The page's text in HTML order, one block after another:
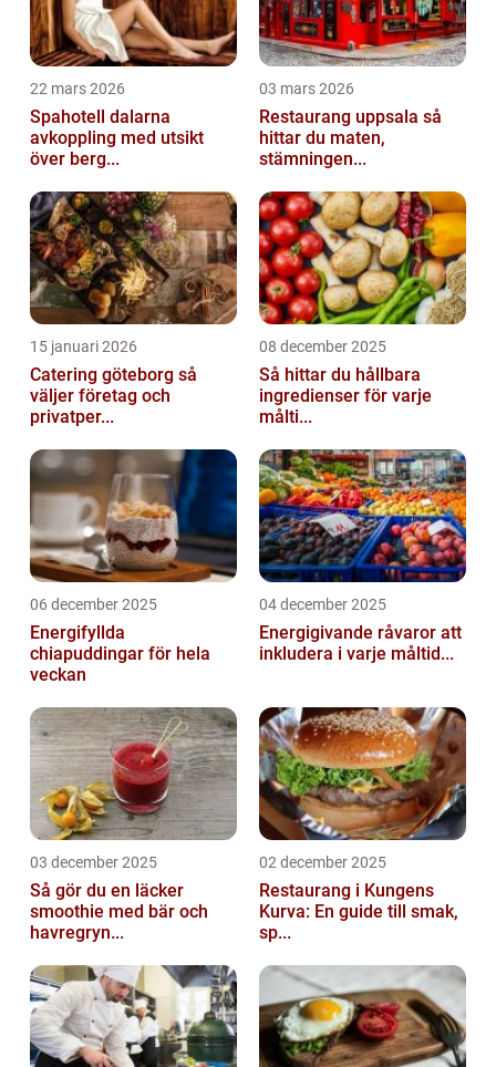
22 mars 2026
Spahotell dalarna
avkoppling med utsikt
över berg...
03 mars 2026
Restaurang uppsala så
hittar du maten,
stämningen...
15 januari 2026
Catering göteborg så
väljer företag och
privatper...
08 december 2025
Så hittar du hållbara
ingredienser för varje
målti...
06 december 2025
Energifyllda
chiapuddingar för hela
veckan
04 december 2025
Energigivande råvaror att
inkludera i varje måltid...
03 december 2025
Så gör du en läcker
smoothie med bär och
havregryn...
02 december 2025
Restaurang i Kungens
Kurva: En guide till smak,
sp...